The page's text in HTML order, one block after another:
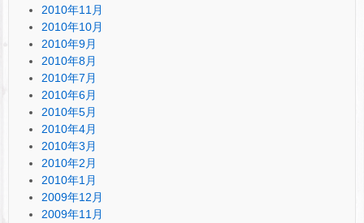
2010年11月
2010年10月
2010年9月
2010年8月
2010年7月
2010年6月
2010年5月
2010年4月
2010年3月
2010年2月
2010年1月
2009年12月
2009年11月